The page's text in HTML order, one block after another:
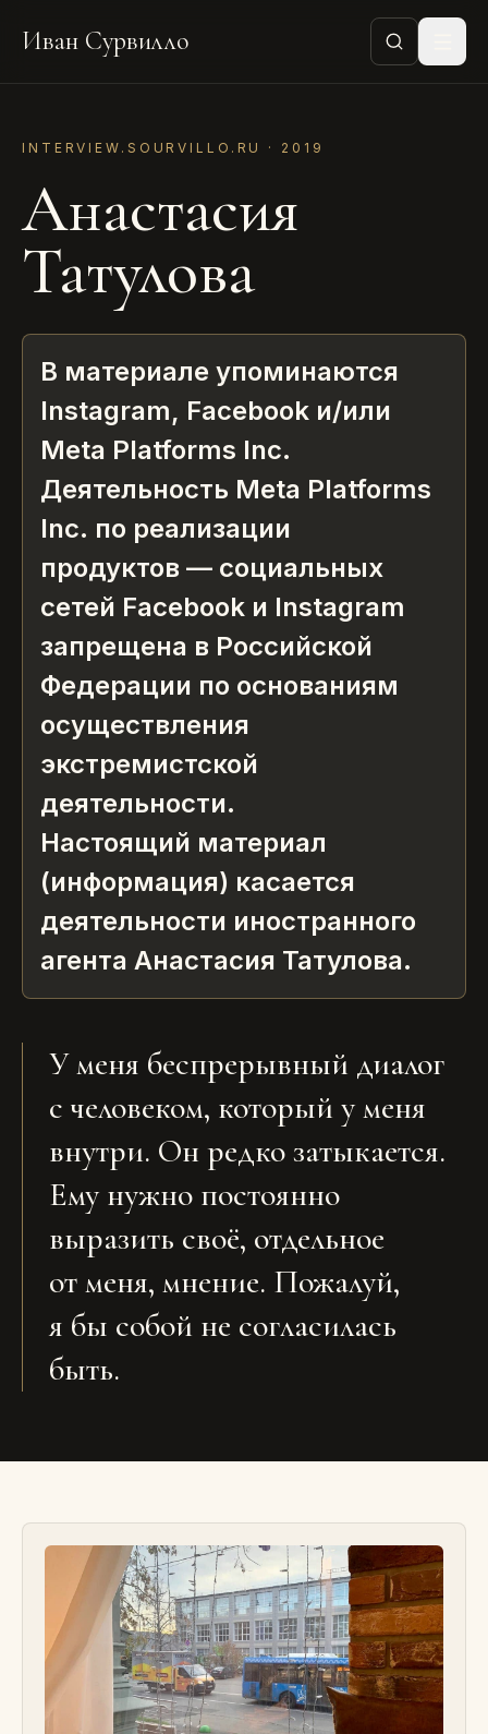
Иван Сурвилло
INTERVIEW.SOURVILLO.RU · 2019
Анастасия
Татулова
В материале упоминаются
Instagram, Facebook и/или
Meta Platforms Inc.
Деятельность Meta Platforms
Inc. по реализации
продуктов — социальных
сетей Facebook и Instagram
запрещена в Российской
Федерации по основаниям
осуществления
экстремистской
деятельности.
Настоящий материал
(информация) касается
деятельности иностранного
агента Анастасия Татулова.
У меня беспрерывный диалог
с человеком, который у меня
внутри. Он редко затыкается.
Ему нужно постоянно
выразить своё, отдельное
от меня, мнение. Пожалуй,
я бы собой не согласилась
быть.